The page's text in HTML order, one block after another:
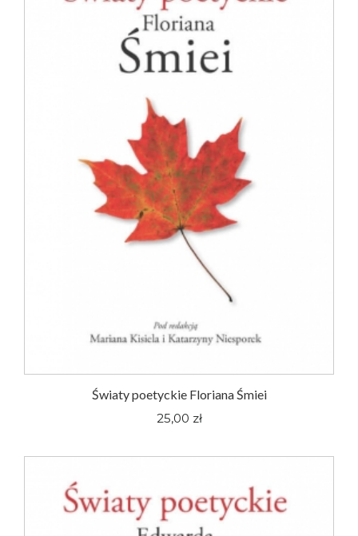
Światy poetyckie Floriana Śmiei
25,00 zł